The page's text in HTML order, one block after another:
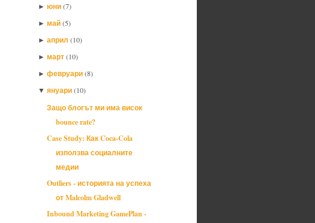
► юни(7)
► май(5)
► април (10)
► март(10)
► февруари(8)
▼ януари(10)
Защо блогът ми има висок
bounce rate?
Case Study: Как Coca-Cola
използва социалните
медии
Outliers - историята на успеха
от Malcolm Gladwell
Inbound Marketing GamePlan -